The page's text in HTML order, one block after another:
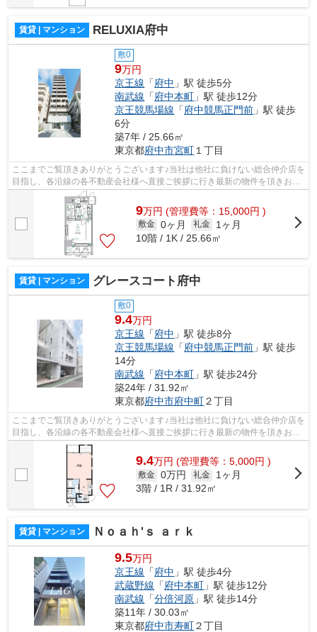
賃貸 | マンション RELUXIA府中
敷0
9万円
京王線 「府中 」駅 徒歩5分
南武線 「府中本町 」駅 徒歩12分
京王競馬場線 「府中競馬正門前 」駅 徒歩
6分
築7年 / 25.66㎡
東京都府中市宮町 １丁目
ここまでご覧頂きありがとうございます♪当社は他社に負けない総合仲介店を
目指し、各沿線の各不動産会社様へ直接ご挨拶に行き最新の物件を頂きお客
様へ提供しております！最新の情報は...
9万円 (管理費等：15,000円 )
敷金 0ヶ月 礼金
1ヶ月
10階 / 1K / 25.66㎡
賃貸 | マンション グレースコート府中
敷0
9.4万円
京王線 「府中 」駅 徒歩8分
京王競馬場線 「府中競馬正門前 」駅 徒歩
14分
南武線 「府中本町 」駅 徒歩24分
築24年 / 31.92㎡
東京都府中市府中町２丁目
ここまでご覧頂きありがとうございます♪当社は他社に負けない総合仲介店を
目指し、各沿線の各不動産会社様へ直接ご挨拶に行き最新の物件を頂きお客
様へ提供しております！最新の情報は...
9.4万円 (管理費等：5,000円 )
敷金 0万円 礼金
1ヶ月
3階 / 1R / 31.92㎡
賃貸 | マンション Ｎｏａｈ'ｓ ａｒｋ
9.5万円
京王線 「府中 」駅 徒歩4分
武蔵野線 「府中本町 」駅 徒歩12分
南武線 「分倍河原 」駅 徒歩14分
築11年 / 30.03㎡
東京都府中市寿町２丁目